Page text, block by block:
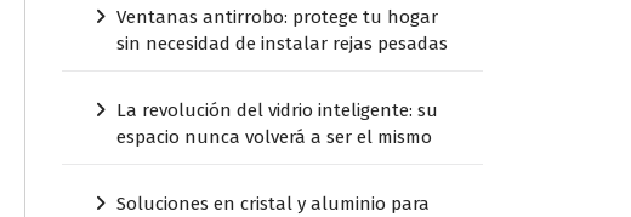
Ventanas antirrobo: protege tu hogar
sin necesidad de instalar rejas pesadas
La revolución del vidrio inteligente: su
espacio nunca volverá a ser el mismo
Soluciones en cristal y aluminio para